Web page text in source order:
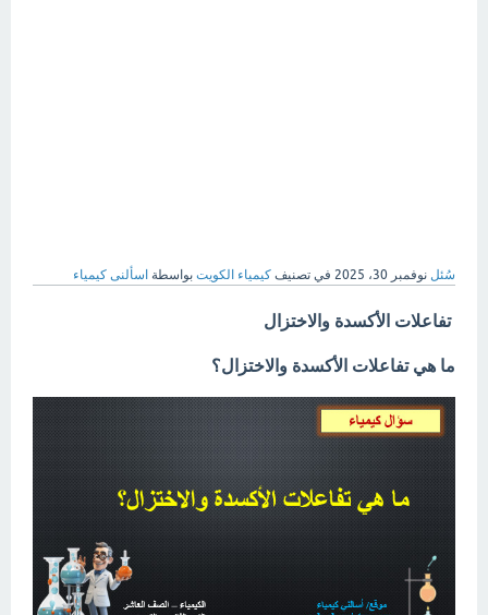
سُئل نوفمبر 30، 2025 في تصنيف كيمياء الكويت بواسطة اسألنى كيمياء
تفاعلات الأكسدة والاختزال
ما هي تفاعلات الأكسدة والاختزال؟